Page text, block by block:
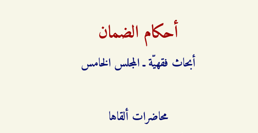
أحكام الضمان
أبحاث فقهيّة ـ المجلس الخامس
محاضرات ألقاها